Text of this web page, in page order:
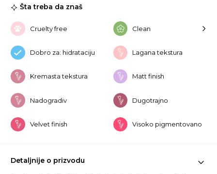
Šta treba da znaš
Cruelty free Clean
Dobro za: hidrataciju Lagana tekstura
Kremasta tekstura Matt finish
Nadogradiv Dugotrajno
Velvet finish Visoko pigmentovano
Detaljnije o prizvodu